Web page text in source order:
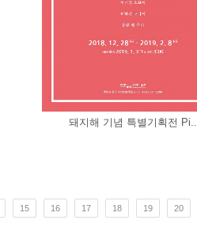
돼지해 기념 특별기획전 Pi..
15 16 17 18 19 20